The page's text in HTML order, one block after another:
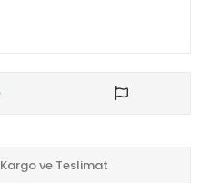
Kargo ve Teslimat